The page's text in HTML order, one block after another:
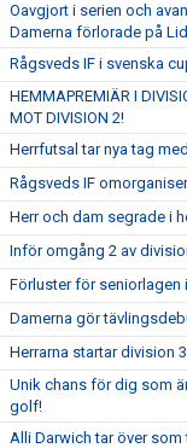
Oavgjort i serien och
Damerna förlorade på
Rågsveds IF i svenska
HEMMAPREMIÄR I
MOT DIVISION 2!
Herrfutsal tar nya tag
Rågsveds IF
Herr och dam segrade i
Inför omgång 2 av
Förluster för seniorlagen
Damerna gör
Herrarna startar division
Unik chans för dig som
golf!
Alli Darwich tar över som